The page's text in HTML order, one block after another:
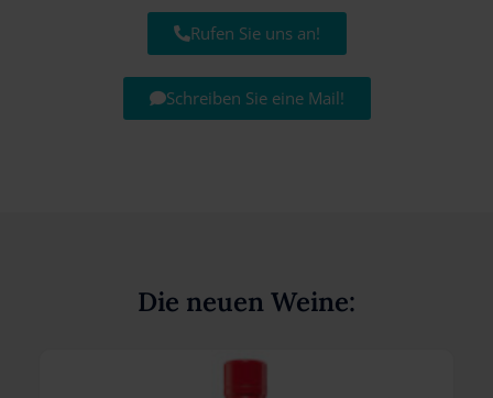
Rufen Sie uns an!
Schreiben Sie eine Mail!
Die neuen Weine: